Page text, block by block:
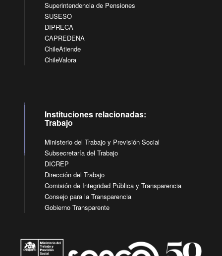
Superintendencia de Pensiones
SUSESO
DIPRECA
CAPREDENA
ChileAtiende
ChileValora
Instituciones relacionadas:
Trabajo
Ministerio del Trabajo y Previsión Social
Subsecretaría del Trabajo
DICREP
Dirección del Trabajo
Comisión de Integridad Pública y Transparencia
Consejo para la Transparencia
Gobierno Transparente